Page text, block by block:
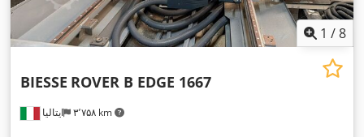
1 /8
ایتالیا ۳٬۷۵۸ km
BIESSE ROVER B EDGE 1667